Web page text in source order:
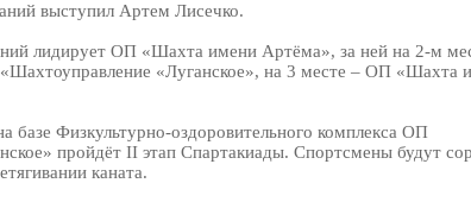
выступил Артем Лисечко.
лидирует ОП «Шахта имени Артёма», за ней на 2-м
«Луганское», на 3 месте – ОП «Шахта
базе Физкультурно-оздоровительного комплекса ОП
пройдёт II этап Спартакиады. Спортсмены будут
каната.